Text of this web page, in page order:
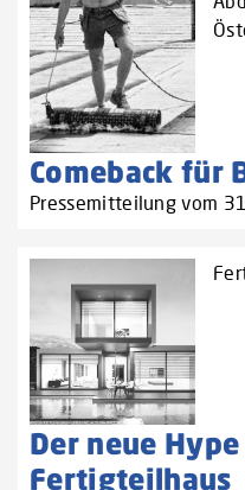
Comeback für
Pressemitteilung vom
Der neue
Fertigteilhaus